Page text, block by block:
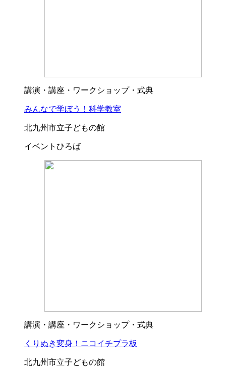
講演・講座・ワークショップ・式典
みんなで学ぼう！科学教室
北九州市立子どもの館
イベントひろば
講演・講座・ワークショップ・式典
くりぬき変身！ニコイチプラ板
北九州市立子どもの館